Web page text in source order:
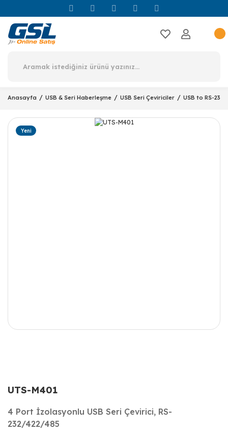
Anasayfa USB & Seri Haberleşme USB Seri Çeviriciler USB to RS-
Yeni
UTS-M401
4 Port İzolasyonlu USB Seri Çevirici, RS-
232/422/485